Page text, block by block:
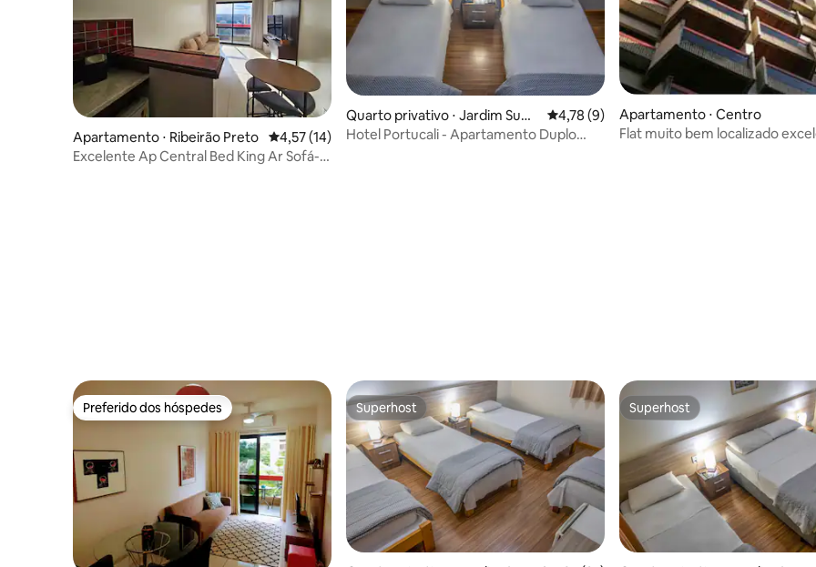
Apartamento ⋅ Ribeirão Preto 4,57 de uma avaliação média de 5, 14 avaliações
4,57 (14)
Excelente Ap Central Bed King Ar Sofá-
Quarto privativo ⋅ Jardim Sum
are
4,78 de uma avaliação média de 5, 9
4,78 (9)
Hotel Portucali - Apartamento Duplo
Apartamento ⋅ Centro
Flat muito bem localizado
Preferido dos hóspedes
Preferido dos hóspedes Superhost
Superhost Superhost
Superhost